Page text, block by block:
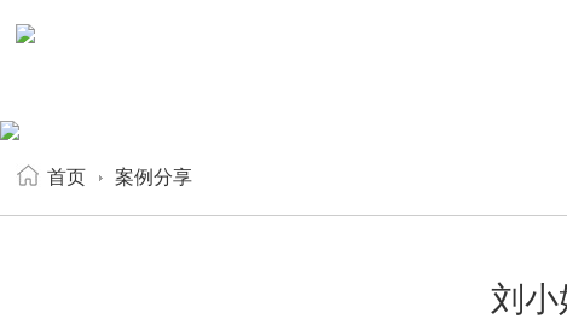
首页 案例分享
刘小